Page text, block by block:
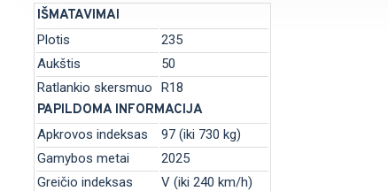
IŠMATAVIMAI
Plotis
235
Aukštis
50
Ratlankio skersmuo
R18
PAPILDOMA INFORMACIJA
Apkrovos indeksas
97 (iki 730 kg)
Gamybos metai
2025
Greičio indeksas
V (iki 240 km/h)